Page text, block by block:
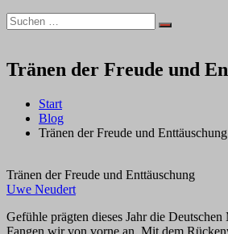
Suchen
nach:
Suchen
Tränen der Freude und
Start
Blog
Tränen der Freude und Enttäuschung
Tränen der Freude und Enttäuschung
Uwe Neudert
Gefühle prägten dieses Jahr die
Fangen wir von vorne an. Mit dem